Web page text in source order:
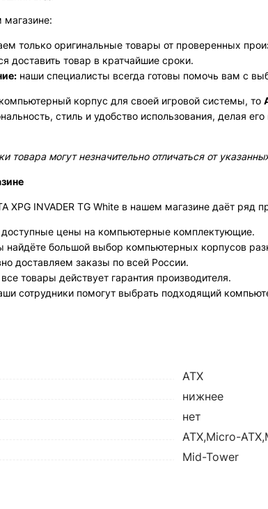
только оригинальные товары от проверенных
доставить товар в кратчайшие сроки.
наши специалисты всегда готовы помочь вам с
корпус для своей игровой системы, то
стиль и удобство использования, делая
товара могут незначительно отличаться от
XPG INVADER TG White в нашем магазине даёт ряд
цены на компьютерные комплектующие.
найдёте большой выбор компьютерных корпусов
доставляем заказы по всей России.
товары действует гарантия производителя.
сотрудники помогут выбрать подходящий
ATX
нижнее
нет
ATX,Micro-
Mid-Tower